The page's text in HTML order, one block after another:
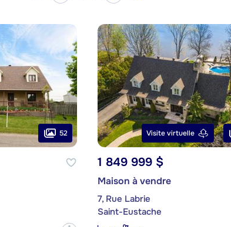
52 Visite virtuelle
1 849 999 $
Maison à vendre
7, Rue Labrie
Saint-Eustache